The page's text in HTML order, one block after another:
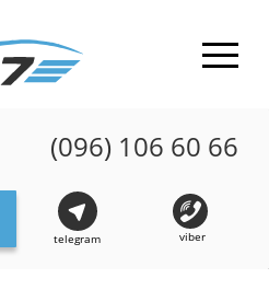
(096) 106 60 66
telegram viber